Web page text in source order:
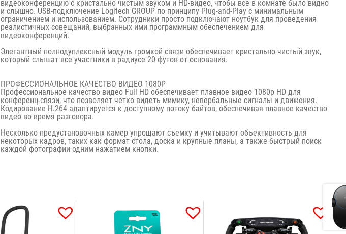
видеоконференцию с кристально чистым звуком и HD-видео, чтобы все в комнате было видно
и слышно. USB-подключение Logitech GROUP по принципу Plug-and-Play с минимальным
ограничением и использованием. Сотрудники просто подключают ноутбук для проведения
реалистичных совещаний, выбранных ими программным обеспечением для
видеоконференций.
Элегантный полнодуплексный модуль громкой связи обеспечивает кристально чистый звук,
который слышат все участники в радиусе 20 футов от основания.
ПРОФЕССИОНАЛЬНОЕ КАЧЕСТВО ВИДЕО 1080P
Профессиональное качество видео Full HD обеспечивает плавное видео 1080p HD для
конференц-связи, что позволяет четко видеть мимику, невербальные сигналы и движения.
Кодирование H.264 адаптируется к доступному потоку байтов, обеспечивая плавное качество
видео во время разговора.
Несколько предустановочных камер упрощают съемку и учитывают объективность для
некоторых кадров, таких как формат стола, доска и крупные планы, а также быстрый поиск
каждой фотографии одним нажатием кнопки.